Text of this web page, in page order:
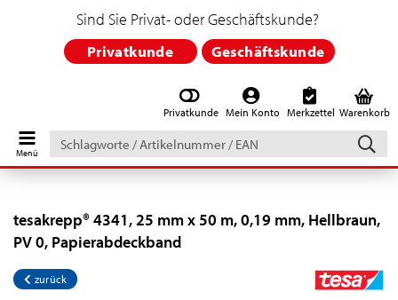
Privatkunde Mein Konto Merkzettel Warenkorb
Schlagworte
/
Artikelnummer
EAN
Sind Sie Privat- oder Geschäftskunde?
Privatkunde Geschäftskunde
tesakrepp® 4341, 25 mm x 50 m, 0,19 mm, Hellbraun,
PV 0, Papierabdeckband
zurück